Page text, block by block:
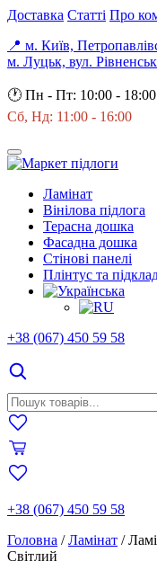
Доставка Статті Про
📍 м. Київ,
м. Луцьк, вул.
🕐 Пн - Пт: 10:00 - 18:00
Сб, Нд: 11:00 - 16:00
Ламінат
Вінілова підлога
Терасна дошка
Фасадна дошка
Стінові панелі
Плінтус та
+38 (067) 450 59 58
+38 (067) 450 59 58
Головна /Ламінат /
Світлий